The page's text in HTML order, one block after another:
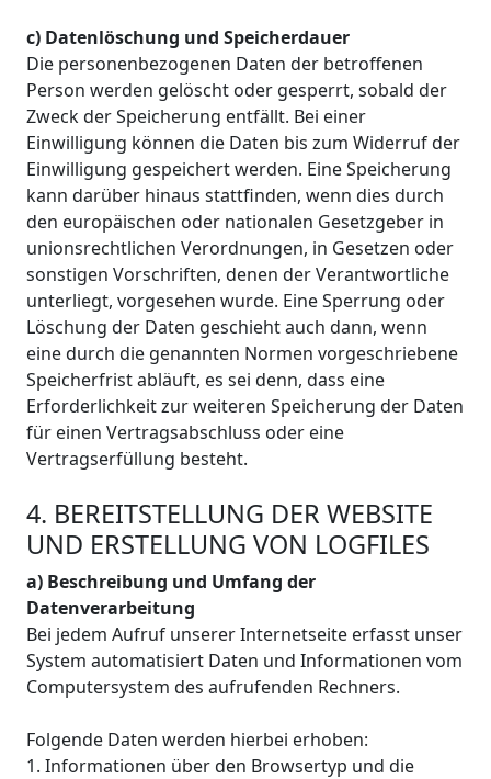
c) Datenlöschung und Speicherdauer
Die personenbezogenen Daten der betroffenen
Person werden gelöscht oder gesperrt, sobald der
Zweck der Speicherung entfällt. Bei einer
Einwilligung können die Daten bis zum Widerruf der
Einwilligung gespeichert werden. Eine Speicherung
kann darüber hinaus stattfinden, wenn dies durch
den europäischen oder nationalen Gesetzgeber in
unionsrechtlichen Verordnungen, in Gesetzen oder
sonstigen Vorschriften, denen der Verantwortliche
unterliegt, vorgesehen wurde. Eine Sperrung oder
Löschung der Daten geschieht auch dann, wenn
eine durch die genannten Normen vorgeschriebene
Speicherfrist abläuft, es sei denn, dass eine
Erforderlichkeit zur weiteren Speicherung der Daten
für einen Vertragsabschluss oder eine
Vertragserfüllung besteht.
4. BEREITSTELLUNG DER WEBSITE
UND ERSTELLUNG VON LOGFILES
a) Beschreibung und Umfang der
Datenverarbeitung
Bei jedem Aufruf unserer Internetseite erfasst unser
System automatisiert Daten und Informationen vom
Computersystem des aufrufenden Rechners.
Folgende Daten werden hierbei erhoben:
1. Informationen über den Browsertyp und die